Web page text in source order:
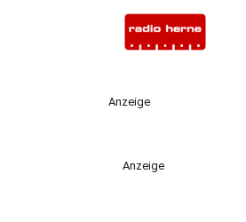
Anzeige
Anzeige